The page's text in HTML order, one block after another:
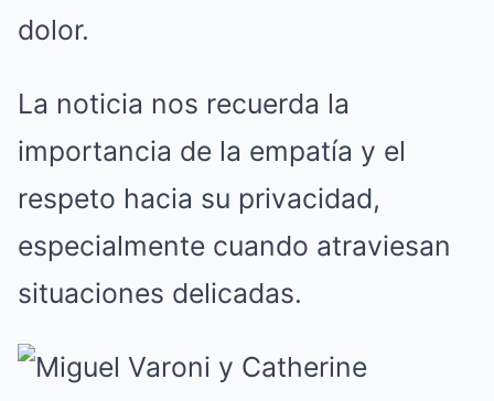
dolor.
La noticia nos recuerda la
importancia de la empatía y el
respeto hacia su privacidad,
especialmente cuando atraviesan
situaciones delicadas.